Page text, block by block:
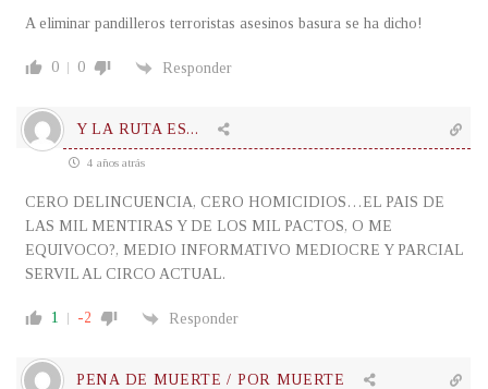
A eliminar pandilleros terroristas asesinos basura se ha dicho!
0 0 Responder
Y LA RUTA ES...
4 años atrás
CERO DELINCUENCIA, CERO HOMICIDIOS…EL PAIS DE
LAS MIL MENTIRAS Y DE LOS MIL PACTOS, O ME
EQUIVOCO?, MEDIO INFORMATIVO MEDIOCRE Y PARCIAL
SERVIL AL CIRCO ACTUAL.
1 -2 Responder
PENA DE MUERTE / POR MUERTE